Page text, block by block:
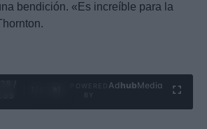
bendición. «Es increíble para la
Ad hubMedia